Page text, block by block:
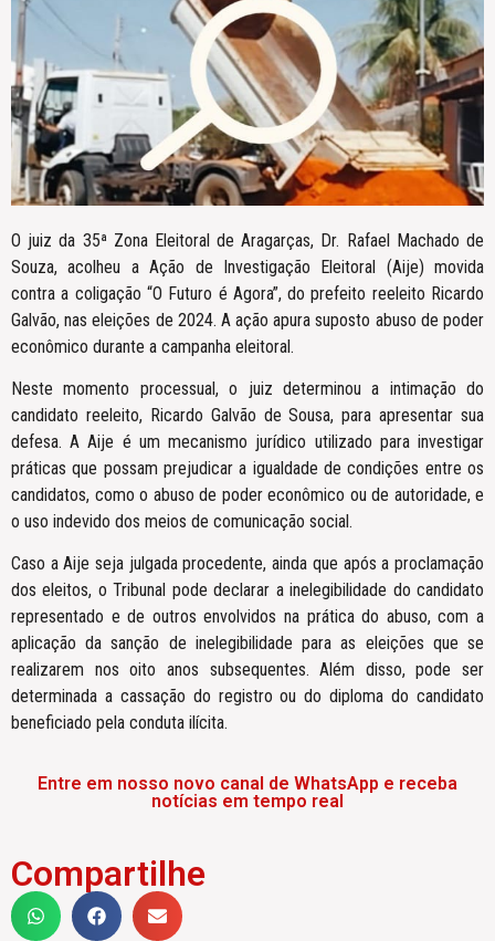
O juiz da 35ª Zona Eleitoral de Aragarças, Dr. Rafael Machado de
Souza, acolheu a Ação de Investigação Eleitoral (Aije) movida
contra a coligação “O Futuro é Agora”, do prefeito reeleito Ricardo
Galvão, nas eleições de 2024. A ação apura suposto abuso de poder
econômico durante a campanha eleitoral.
Neste momento processual, o juiz determinou a intimação do
candidato reeleito, Ricardo Galvão de Sousa, para apresentar sua
defesa. A Aije é um mecanismo jurídico utilizado para investigar
práticas que possam prejudicar a igualdade de condições entre os
candidatos, como o abuso de poder econômico ou de autoridade, e
o uso indevido dos meios de comunicação social.
Caso a Aije seja julgada procedente, ainda que após a proclamação
dos eleitos, o Tribunal pode declarar a inelegibilidade do candidato
representado e de outros envolvidos na prática do abuso, com a
aplicação da sanção de inelegibilidade para as eleições que se
realizarem nos oito anos subsequentes. Além disso, pode ser
determinada a cassação do registro ou do diploma do candidato
beneficiado pela conduta ilícita.
Entre em nosso novo canal de WhatsApp e receba
notícias em tempo real
Compartilhe